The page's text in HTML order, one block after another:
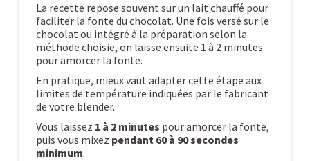
La recette repose souvent sur un lait chauffé pour
faciliter la fonte du chocolat. Une fois versé sur le
chocolat ou intégré à la préparation selon la
méthode choisie, on laisse ensuite 1 à 2 minutes
pour amorcer la fonte.
En pratique, mieux vaut adapter cette étape aux
limites de température indiquées par le fabricant
de votre blender.
Vous laissez 1 à 2 minutes pour amorcer la fonte,
puis vous mixez pendant 60 à 90 secondes
minimum.